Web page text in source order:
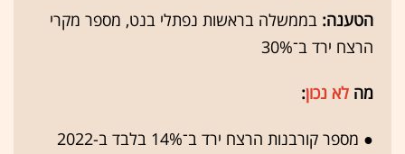
הטענה: בממשלה בראשות נפתלי בנט, מספר מקרי
הרצח ירד ב־30%
מה לא נכון:
● מספר קורבנות הרצח ירד ב־14% בלבד ב-2022